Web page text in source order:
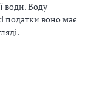
води. Воду
податки воно має